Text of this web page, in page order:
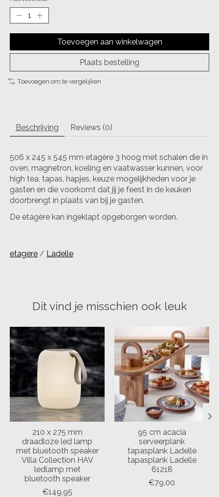
Toevoegen aan winkelwagen
Plaats bestelling
Toevoegen om te vergelijken
Beschrijving Reviews (0)
506 x 245 x 545 mm etagère 3 hoog met schalen die in
oven, magnetron, koeling en vaatwasser kunnen, voor
high tea, tapas, hapjes, keuze mogelijkheden voor je
gasten en die voorkomt dat jij je feest in de keuken
doorbrengt in plaats van bij je gasten.
De etagère kan ingeklapt opgeborgen worden.
etagere / Ladelle
Dit vind je misschien ook leuk
Items van productcarrousel
210 x 275 mm
draadloze led lamp
met bluetooth speaker
Villa Collection HAV
ledlamp met
bluetooth speaker
€149,95
95 cm acacia
serveerplank
tapasplank Ladelle
tapasplank Ladelle
61218
€79,00